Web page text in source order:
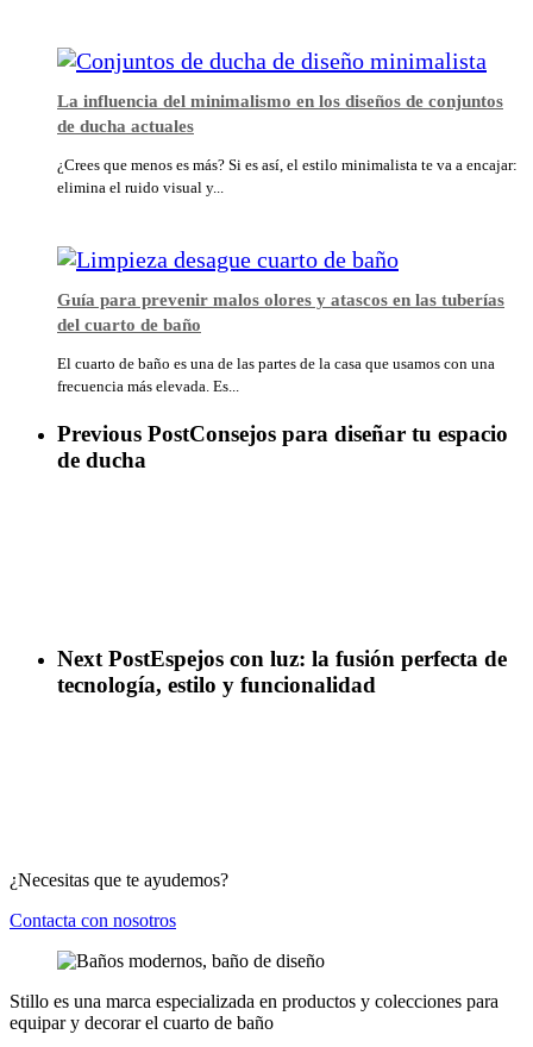
La influencia del minimalismo en los diseños de conjuntos
de ducha actuales
¿Crees que menos es más? Si es así, el estilo minimalista te va a encajar:
elimina el ruido visual y...
Guía para prevenir malos olores y atascos en las tuberías
del cuarto de baño
El cuarto de baño es una de las partes de la casa que usamos con una
frecuencia más elevada. Es...
Previous PostConsejos para diseñar tu espacio
de ducha
Next PostEspejos con luz: la fusión perfecta de
tecnología, estilo y funcionalidad
¿Necesitas que te ayudemos?
Contacta con nosotros
Stillo es una marca especializada en productos y colecciones para
equipar y decorar el cuarto de baño